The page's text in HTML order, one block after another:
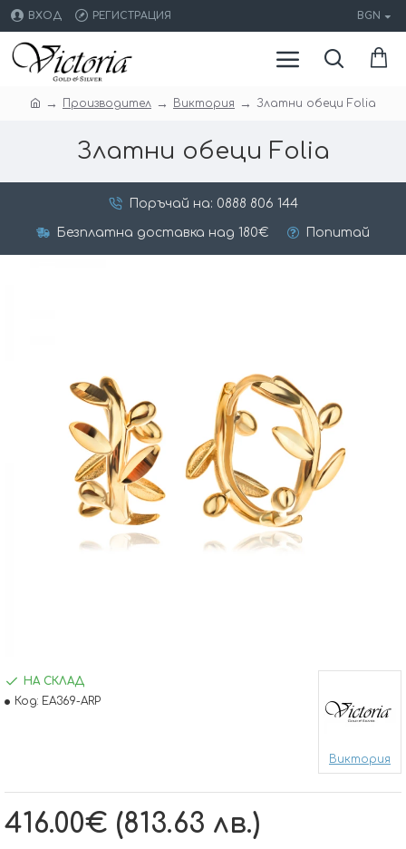
ВХОД РЕГИСТРАЦИЯ BGN
Производител Виктория Златни обеци Folia
Златни обеци Folia
Поръчай на: 0888 806 144
Безплатна доставка над 180€ Попитай
416.00€ (813.63 лв.)
НА СКЛАД
Код: EA369-ARP
Виктория